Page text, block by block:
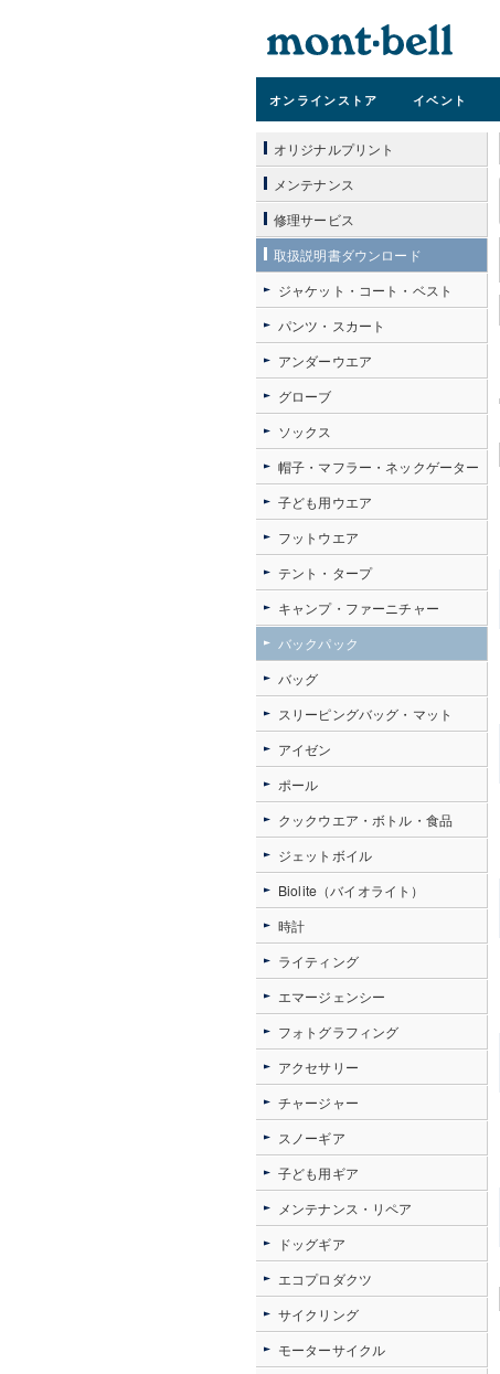
オンラインストア イベント
オリジナルプリント
メンテナンス
修理サービス
取扱説明書ダウンロード
ジャケット・コート・ベスト
パンツ・スカート
アンダーウエア
グローブ
ソックス
帽子・マフラー・ネックゲーター
子ども用ウエア
フットウエア
テント・タープ
キャンプ・ファーニチャー
バックパック
バッグ
スリーピングバッグ・マット
アイゼン
ポール
クックウエア・ボトル・食品
ジェットボイル
Biolite（バイオライト）
時計
ライティング
エマージェンシー
フォトグラフィング
アクセサリー
チャージャー
スノーギア
子ども用ギア
メンテナンス・リペア
ドッグギア
エコプロダクツ
サイクリング
モーターサイクル